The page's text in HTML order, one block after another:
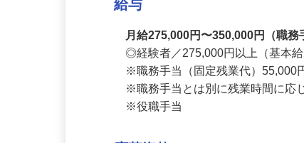
給与
月給275,000円〜350,000円（職
◎経験者／275,000円以上（基本
※職務手当（固定残業代）
※職務手当とは別に残業時間に応